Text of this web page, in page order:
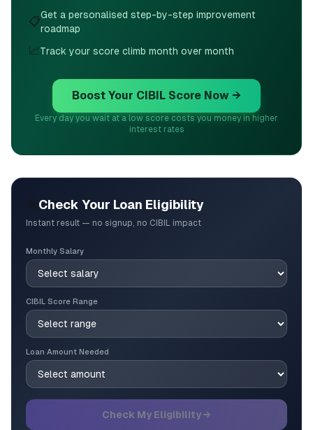
📋Get a personalised step-by-step improvement
roadmap
📈Track your score climb month over month
Boost Your CIBIL Score Now →
Every day you wait at a low score costs you money in higher
interest rates
Check Your Loan Eligibility
Instant result — no signup, no CIBIL impact
Monthly Salary
CIBIL Score Range
Loan Amount Needed
Check My Eligibility →